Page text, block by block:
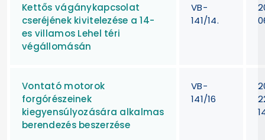
Kettős vágánykapcsolat
cseréjének kivitelezése a 14-
es villamos Lehel téri
végállomásán
VB-
141/14.
Vontató motorok
forgórészeinek
kiegyensúlyozására alkalmas
berendezés beszerzése
VB-
141/16